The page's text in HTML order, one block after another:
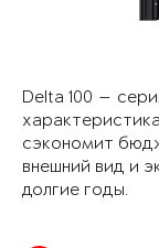
Delta 100 —
сэкономит
внешний вид и
долгие годы.